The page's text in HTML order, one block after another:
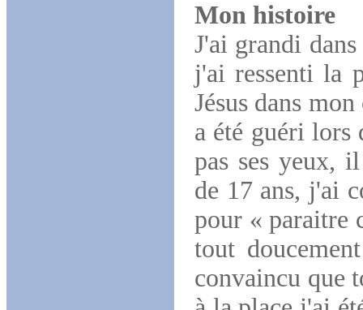
Mon histoire
J'ai grandi
j'ai ressenti la
Jésus dans
a été guéri lors
pas ses yeux,
de 17 ans, j'ai
pour « paraitre
tout
convaincu que